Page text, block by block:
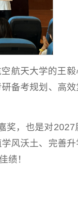
航天大学的王
备考规划、高
奖，也是对
风沃土、完善
绩！